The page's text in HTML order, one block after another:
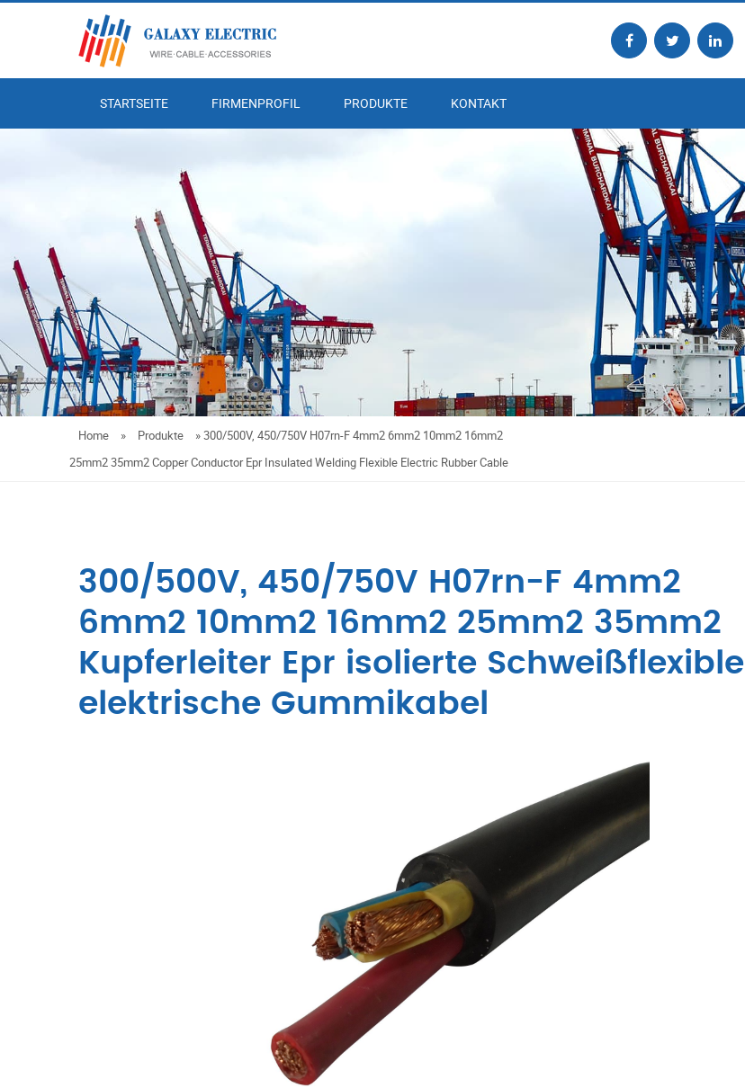
STARTSEITE FIRMENPROFIL PRODUKTE KONTAKT
Home » Produkte »300/500V, 450/750V H07rn-F 4mm2 6mm2 10mm2 16mm2
25mm2 35mm2 Copper Conductor Epr Insulated Welding Flexible Electric Rubber Cable
300/500V, 450/750V H07rn-F 4mm2
6mm2 10mm2 16mm2 25mm2 35mm2
Kupferleiter Epr isolierte Schweißflexible
elektrische Gummikabel